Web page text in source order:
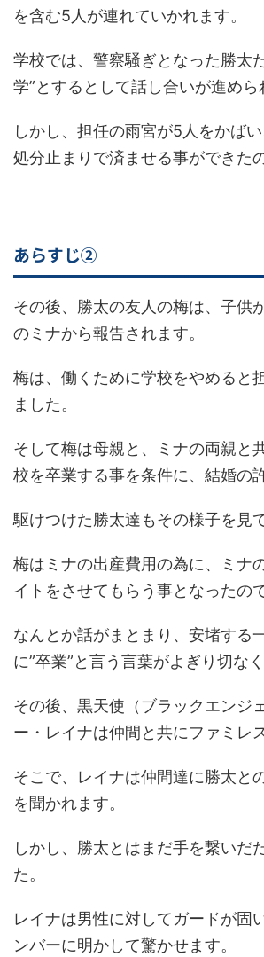
を含む5人が連れていかれます。
学校では、警察騒ぎとなった勝太
学”とするとして話し合いが進めら
しかし、担任の雨宮が5人をかば
処分止まりで済ませる事ができた
あらすじ②
その後、勝太の友人の梅は、子供
のミナから報告されます。
梅は、働くために学校をやめると
ました。
そして梅は母親と、ミナの両親と
校を卒業する事を条件に、結婚の
駆けつけた勝太達もその様子を見
梅はミナの出産費用の為に、ミナ
イトをさせてもらう事となったので
なんとか話がまとまり、安堵する
に”卒業”と言う言葉がよぎり切な
その後、黒天使（ブラックエンジ
ー・レイナは仲間と共にファミレ
そこで、レイナは仲間達に勝太と
を聞かれます。
しかし、勝太とはまだ手を繋いだ
た。
レイナは男性に対してガードが固
ンバーに明かして驚かせます。